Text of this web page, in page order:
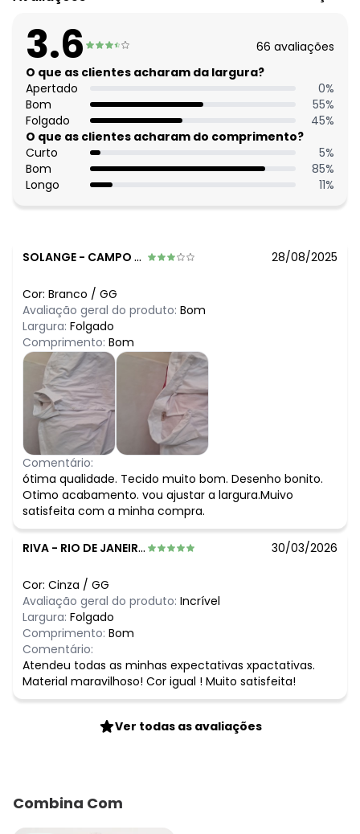
maio/2026 R$ 89,99
abril/2026
março/2026 R$ 99,99
fevereiro/2026 N/D*
3.6 66 avaliações
O que as clientes acharam da largura?
Apertado
0%
Bom
55%
Folgado
45%
O que as clientes acharam do comprimento?
Curto
5%
Bom
85%
Longo
11%
SOLANGE - CAMPO GRANDE - MS 28/08/2025
Cor: Branco / GG
Avaliação geral do produto: Bom
Largura: Folgado
Comprimento: Bom
Comentário:
ótima qualidade. Tecido muito bom. Desenho bonito.
Otimo acabamento. vou ajustar a largura.Muivo
satisfeita com a minha compra.
RIVA - RIO DE JANEIRO - RJ 30/03/2026
Cor: Cinza / GG
Avaliação geral do produto: Incrível
Largura: Folgado
Comprimento: Bom
Comentário:
Atendeu todas as minhas expectativas xpactativas.
Material maravilhoso! Cor igual ! Muito satisfeita!
Ver todas as avaliações
Combina Com